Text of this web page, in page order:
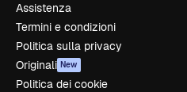
Assistenza
Termini e condizioni
Politica sulla privacy
Originali New
Politica dei cookie